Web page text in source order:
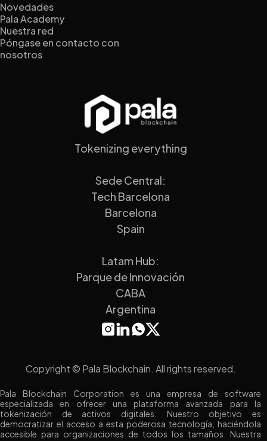
Tokenizing everything
Sede Central:
Tech Barcelona
Barcelona
Spain
Latam Hub:
Parque de Innovación
CABA
Argentina
Novedades
Pala Academy
Nuestra red
Póngase en contacto con
nosotros
Copyright © Pala Blockchain. All rights reserved.
Pala Blockchain Corporation es una empresa de software
especializada en ofrecer una plataforma avanzada para la
tokenización de activos digitales. Nuestro objetivo es
democratizar el acceso a esta poderosa tecnología, haciéndola
accesible para organizaciones de todos los tamaños. Nuestra